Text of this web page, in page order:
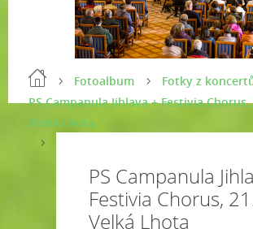
Fotoalbum
Fotky z
PS Campanula Jihlava + Festivia Chorus,
Velká Lhota
PS Campanula
Festivia Chorus,
Velká Lhota